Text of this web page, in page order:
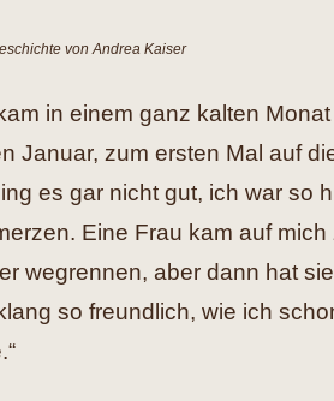
vonAndrea Kaiser
in einem ganz kalten
Januar, zum ersten Mal auf
es gar nicht gut, ich war so
Eine Frau kam auf
wegrennen, aber dann hat
so freundlich, wie ich